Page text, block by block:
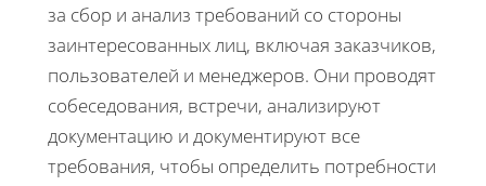
за сбор и анализ требований со стороны
заинтересованных лиц, включая заказчиков,
пользователей и менеджеров. Они проводят
собеседования, встречи, анализируют
документацию и документируют все
требования, чтобы определить потребности